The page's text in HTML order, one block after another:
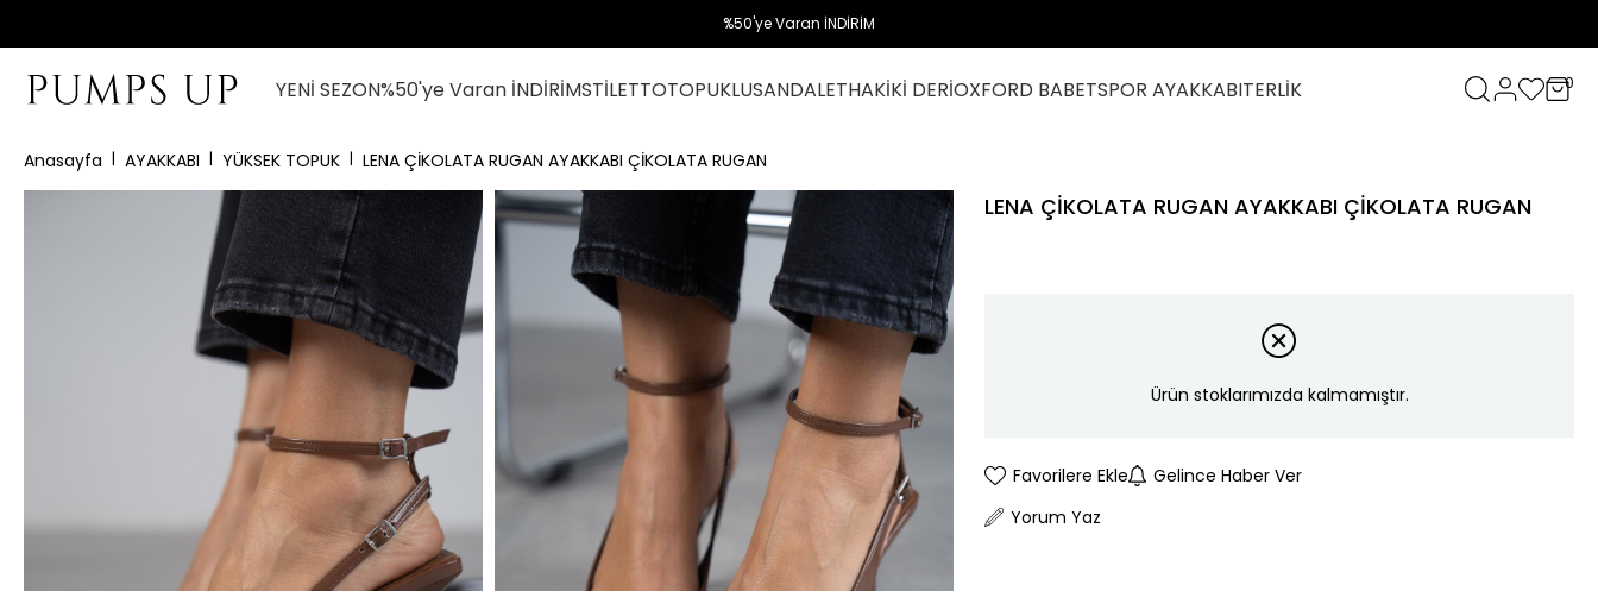
%50'ye Varan İNDİRİM
YENİ SEZON%50'ye Varan İNDİRİMSTİLETTOTOPUKLUSANDALETHAKİKİ DERİOXFORD BABETSPOR AYAKKABITERLİK 0
Anasayfa AYAKKABI YÜKSEK TOPUK LENA ÇİKOLATA RUGAN AYAKKABI ÇİKOLATA RUGAN
LENA ÇİKOLATA RUGAN AYAKKABI ÇİKOLATA RUGAN
Ürün stoklarımızda kalmamıştır.
Favorilere Ekle
Gelince Haber Ver
Yorum Yaz